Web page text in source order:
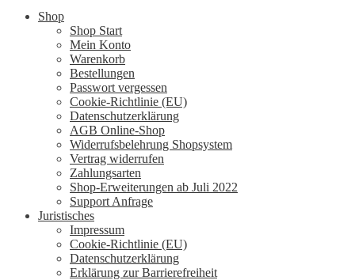
Shop
Shop Start
Mein Konto
Warenkorb
Bestellungen
Passwort vergessen
Cookie-Richtlinie (EU)
Datenschutzerklärung
AGB Online-Shop
Widerrufsbelehrung Shopsystem
Vertrag widerrufen
Zahlungsarten
Shop-Erweiterungen ab Juli 2022
Support Anfrage
Juristisches
Impressum
Cookie-Richtlinie (EU)
Datenschutzerklärung
Erklärung zur Barrierefreiheit